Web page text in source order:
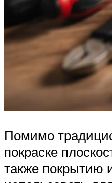
Помимо
покраске
также покрытию